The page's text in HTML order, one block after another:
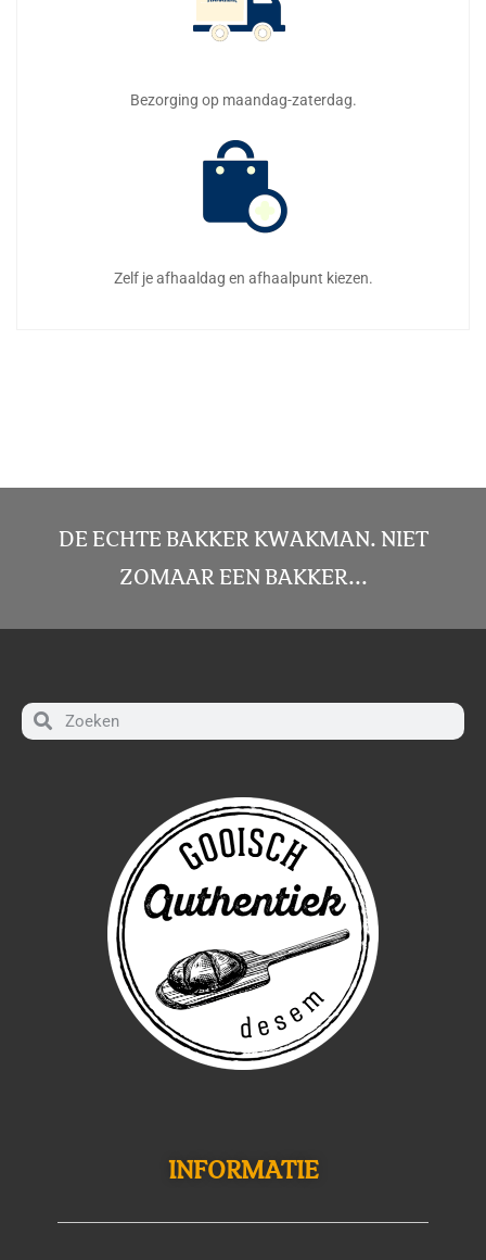
Bezorging op maandag-zaterdag.
Zelf je afhaaldag en afhaalpunt kiezen.
DE ECHTE BAKKER KWAKMAN. NIET
ZOMAAR EEN BAKKER...
INFORMATIE